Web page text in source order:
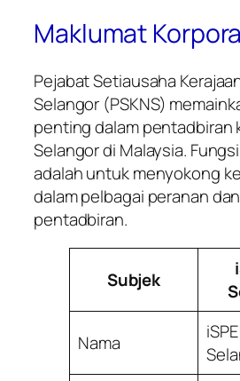
Maklumat
Pejabat Setiausaha
Selangor (PSKNS)
penting dalam pentadbiran
Selangor di Malaysia.
adalah untuk menyokong
dalam pelbagai peranan
pentadbiran.
Subjek
Nama